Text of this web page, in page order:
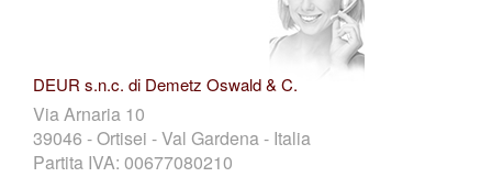
DEUR s.n.c. di Demetz Oswald & C.
Via Arnaria 10
39046 - Ortisei - Val Gardena - Italia
Partita IVA: 00677080210